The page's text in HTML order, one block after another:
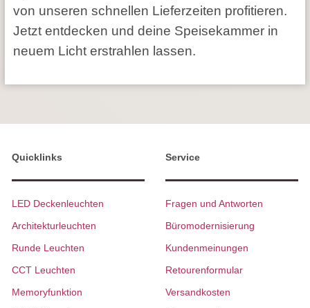
von unseren schnellen Lieferzeiten profitieren.
Jetzt entdecken und deine Speisekammer in
neuem Licht erstrahlen lassen.
Quicklinks
LED Deckenleuchten
Architekturleuchten
Runde Leuchten
CCT Leuchten
Memoryfunktion
Service
Fragen und Antworten
Büromodernisierung
Kundenmeinungen
Retourenformular
Versandkosten